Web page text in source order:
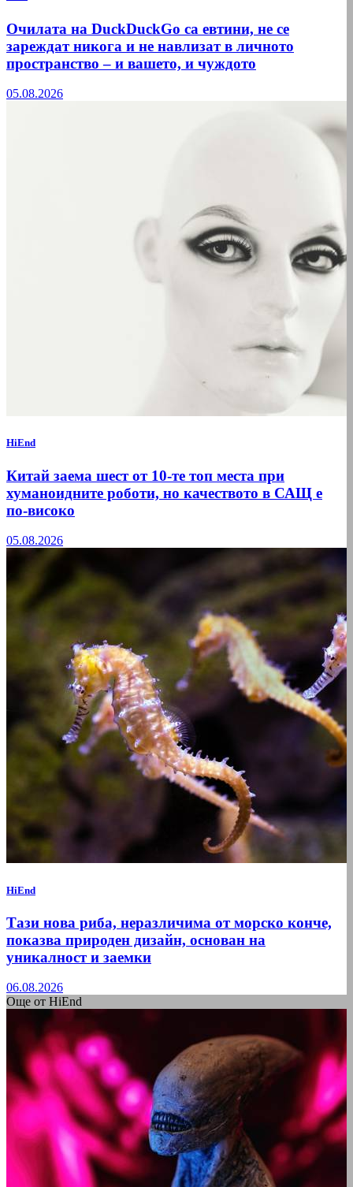
Очилата на DuckDuckGo са евтини, не се
зареждат никога и не навлизат в личното
пространство – и вашето, и чуждото
05.08.2026
HiEnd
Китай заема шест от 10-те топ места при
хуманоидните роботи, но качеството в САЩ е
по-високо
05.08.2026
HiEnd
Тази нова риба, неразличима от морско конче,
показва природен дизайн, основан на
уникалност и заемки
06.08.2026
Още от HiEnd